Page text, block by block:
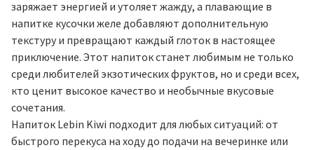
заряжает энергией и утоляет жажду, а плавающие в
напитке кусочки желе добавляют дополнительную
текстуру и превращают каждый глоток в настоящее
приключение. Этот напиток станет любимым не только
среди любителей экзотических фруктов, но и среди всех,
кто ценит высокое качество и необычные вкусовые
сочетания.
Напиток Lebin Kiwi подходит для любых ситуаций: от
быстрого перекуса на ходу до подачи на вечеринке или